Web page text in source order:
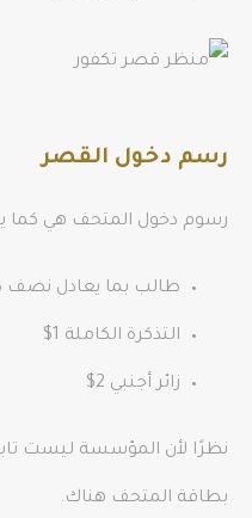
رسم دخول القصر
رسوم دخول المتحف هي كما
طالب بما يعادل نصف
التذكرة الكاملة 1$
زائر أجنبي 2$
نظرًا لأن المؤسسة ليست
بطاقة المتحف هناك.